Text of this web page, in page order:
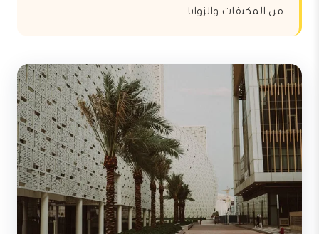
من المكيفات والزوايا.